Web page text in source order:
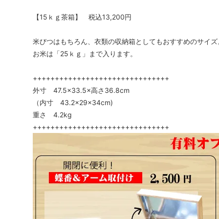
【15ｋｇ茶箱】 税込13,200円
米びつはもちろん、衣類の収納箱としてもおすすめのサイズ
お米は「25ｋｇ」まで入ります。
+++++++++++++++++++++++++++++++
外寸 47.5×33.5×高さ36.8cm
（内寸 43.2×29×34cm)
重さ 4.2kg
+++++++++++++++++++++++++++++++